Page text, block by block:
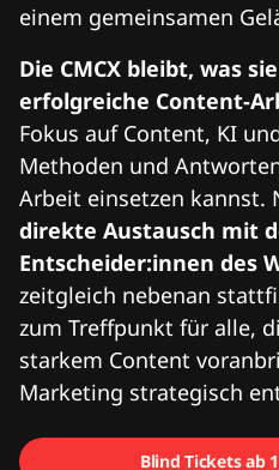
einem gemeinsamen
Die CMCX bleibt, was
erfolgreiche Content-
Fokus auf Content, KI
Methoden und
Arbeit einsetzen kannst.
direkte Austausch mit
Entscheider:innen des
zeitgleich nebenan
zum Treffpunkt für alle,
starkem Content
Marketing strategisch
Blind Tickets ab